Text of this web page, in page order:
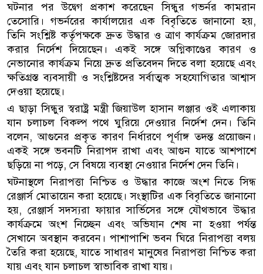
ঘটনার পর উদ্বেগ প্রকাশ করেছেন সিন্ধুর গভর্নর কামরান
তেসোরি। গভর্নরের কার্যালয়ের এক বিবৃতিতে জানানো হয়,
তিনি সংশ্লিষ্ট কর্তৃপক্ষকে দ্রুত উদ্ধার ও ত্রাণ কার্যক্রম জোরদার
করার নির্দেশ দিয়েছেন। একই সঙ্গে অগ্নিকাণ্ডের কারণ ও
নেভানোর কার্যক্রম নিয়ে দ্রুত প্রতিবেদন দিতে বলা হয়েছে এবং
ক্ষতিগ্রস্ত ব্যবসায়ী ও সংশ্লিষ্টদের সর্বাত্মক সহযোগিতার আশ্বাস
দেওয়া হয়েছে।
এ ছাড়া সিন্ধুর স্বরাষ্ট্র মন্ত্রী জিয়াউল হাসান লঞ্জার ওই এলাকায়
যান চলাচল বিকল্প পথে ঘুরিয়ে দেওয়ার নির্দেশ দেন। তিনি
বলেন, আগুনের প্রকৃত কারণ নির্ধারণে পূর্ণাঙ্গ তদন্ত প্রয়োজন।
একই সঙ্গে ভবনটি নিরাপদ রাখা এবং আগুন যাতে আশপাশে
ছড়িয়ে না পড়ে, সে বিষয়ে ব্যবস্থা নেওয়ার নির্দেশ দেন তিনি।
ঘটনাস্থলে নিরাপত্তা নিশ্চিত ও উদ্ধার কাজে অংশ নিতে সিন্ধ
রেঞ্জার্স মোতায়েন করা হয়েছে। সংস্থাটির এক বিবৃতিতে জানানো
হয়, রেঞ্জার্স সদস্যরা ফায়ার সার্ভিসের সঙ্গে যৌথভাবে উদ্ধার
কার্যক্রমে অংশ নিচ্ছেন এবং অভিযান শেষ না হওয়া পর্যন্ত
সেখানে অবস্থান করবেন। পাশাপাশি ভবন ঘিরে নিরাপত্তা বলয়
তৈরি করা হয়েছে, যাতে সাধারণ মানুষের নিরাপত্তা নিশ্চিত করা
যায় এবং যান চলাচল স্বাভাবিক রাখা যায়।